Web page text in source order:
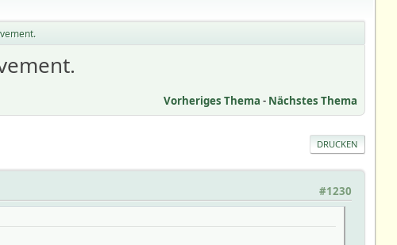
Vorheriges Thema - Nächstes Thema
DRUCKEN
#1230